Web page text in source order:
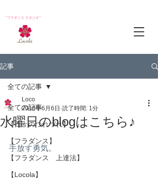
*フラダンス スタジオ*
記事
全ての記事
【日々のつれづれ】
【フラダンス】
【フラダンス 上達法】
【Locola】
全ての記事
水曜日のblogはこちら♪
Loco
2018年6月6日 読了時間: 1分
手放す勇気。